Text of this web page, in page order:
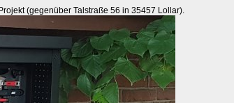
(gegenüber Talstraße 56 in 35457 Lollar).